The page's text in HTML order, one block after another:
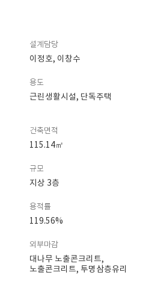
설계담당
이정호, 이창수
용도
근린생활시설, 단독주택
건축면적
115.14㎡
규모
지상 3층
용적률
119.56%
외부마감
대나무 노출콘크리트,
노출콘크리트, 투명삼층유리